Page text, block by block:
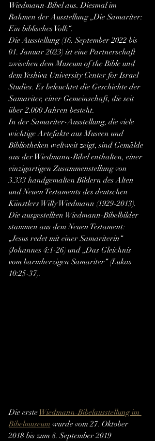
Wiedmann-Bibel aus. Diesmal im
Rahmen der Ausstellung „Die Samariter:
Ein biblisches Volk“.
Die Ausstellung (16. September 2022 bis
01. Januar 2023) ist eine Partnerschaft
zwischen dem Museum of the Bible und
dem Yeshiva University Center for Israel
Studies. Es beleuchtet die Geschichte der
Samariter, einer Gemeinschaft, die seit
über 2.000 Jahren besteht.
In der Samariter-Ausstellung, die viele
wichtige Artefakte aus Museen und
Bibliotheken weltweit zeigt, sind Gemälde
aus der Wiedmann-Bibel enthalten, einer
einzigartigen Zusammenstellung von
3.333 handgemalten Bildern des Alten
und Neuen Testaments des deutschen
Künstlers Willy Wiedmann (1929-2013).
Die ausgestellten Wiedmann-Bibelbilder
stammen aus dem Neuen Testament:
„Jesus redet mit einer Samariterin“
(Johannes 4:1-26) und „Das Gleichnis
vom barmherzigen Samariter“ (Lukas
10:25-37).
Die erste Wiedmann-Bibelausstellung im
Bibelmuseum wurde vom 27. Oktober
2018 bis zum 8. September 2019